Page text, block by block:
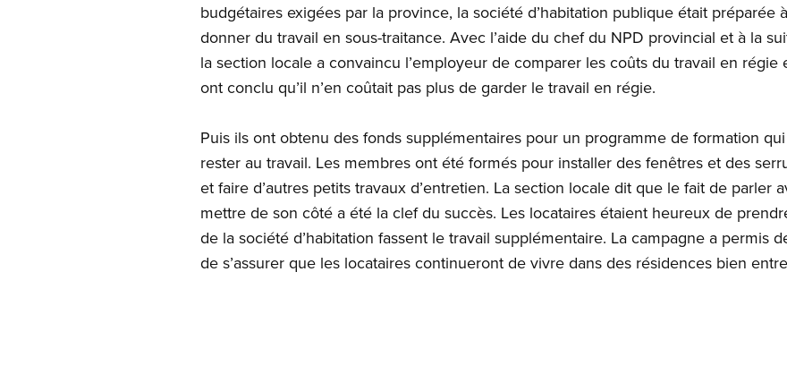
budgétaires exigées par la province, la société d’habitation publique était préparée
donner du travail en sous-traitance. Avec l’aide du chef du NPD provincial et à la
la section locale a convaincu l’employeur de comparer les coûts du travail en régie
ont conclu qu’il n’en coûtait pas plus de garder le travail en régie.
Puis ils ont obtenu des fonds supplémentaires pour un programme de formation
rester au travail. Les membres ont été formés pour installer des fenêtres et des
et faire d’autres petits travaux d’entretien. La section locale dit que le fait de parler
mettre de son côté a été la clef du succès. Les locataires étaient heureux de
de la société d’habitation fassent le travail supplémentaire. La campagne a permis
de s’assurer que les locataires continueront de vivre dans des résidences bien